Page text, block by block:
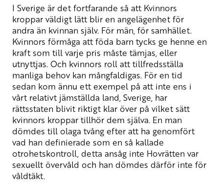
I Sverige är det fortfarande så att Kvinnors
kroppar väldigt lätt blir en angelägenhet för
andra än kvinnan själv. För män, för samhället.
Kvinnors förmåga att föda barn tycks ge henne en
kraft som till varje pris måste tämjas, eller
utnyttjas. Och kvinnors roll att tillfredsställa
manliga behov kan mångfaldigas. För en tid
sedan kom ännu ett exempel på att inte ens i
vårt relativt jämställda land, Sverige, har
rättsstaten blivit riktigt klar över på vilket sätt
kvinnors kroppar tillhör dem själva. En man
dömdes till olaga tvång efter att ha genomfört
vad han definierade som en så kallade
otrohetskontroll, detta ansåg inte Hovrätten var
sexuellt övervåld och han dömdes därför inte för
våldtäkt.